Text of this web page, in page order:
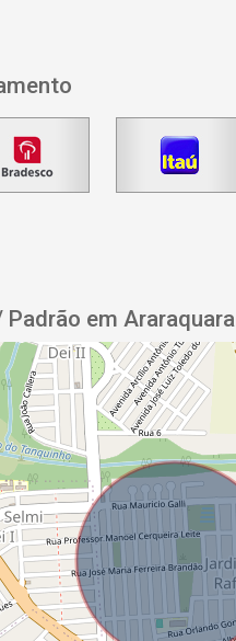
em Araraquara